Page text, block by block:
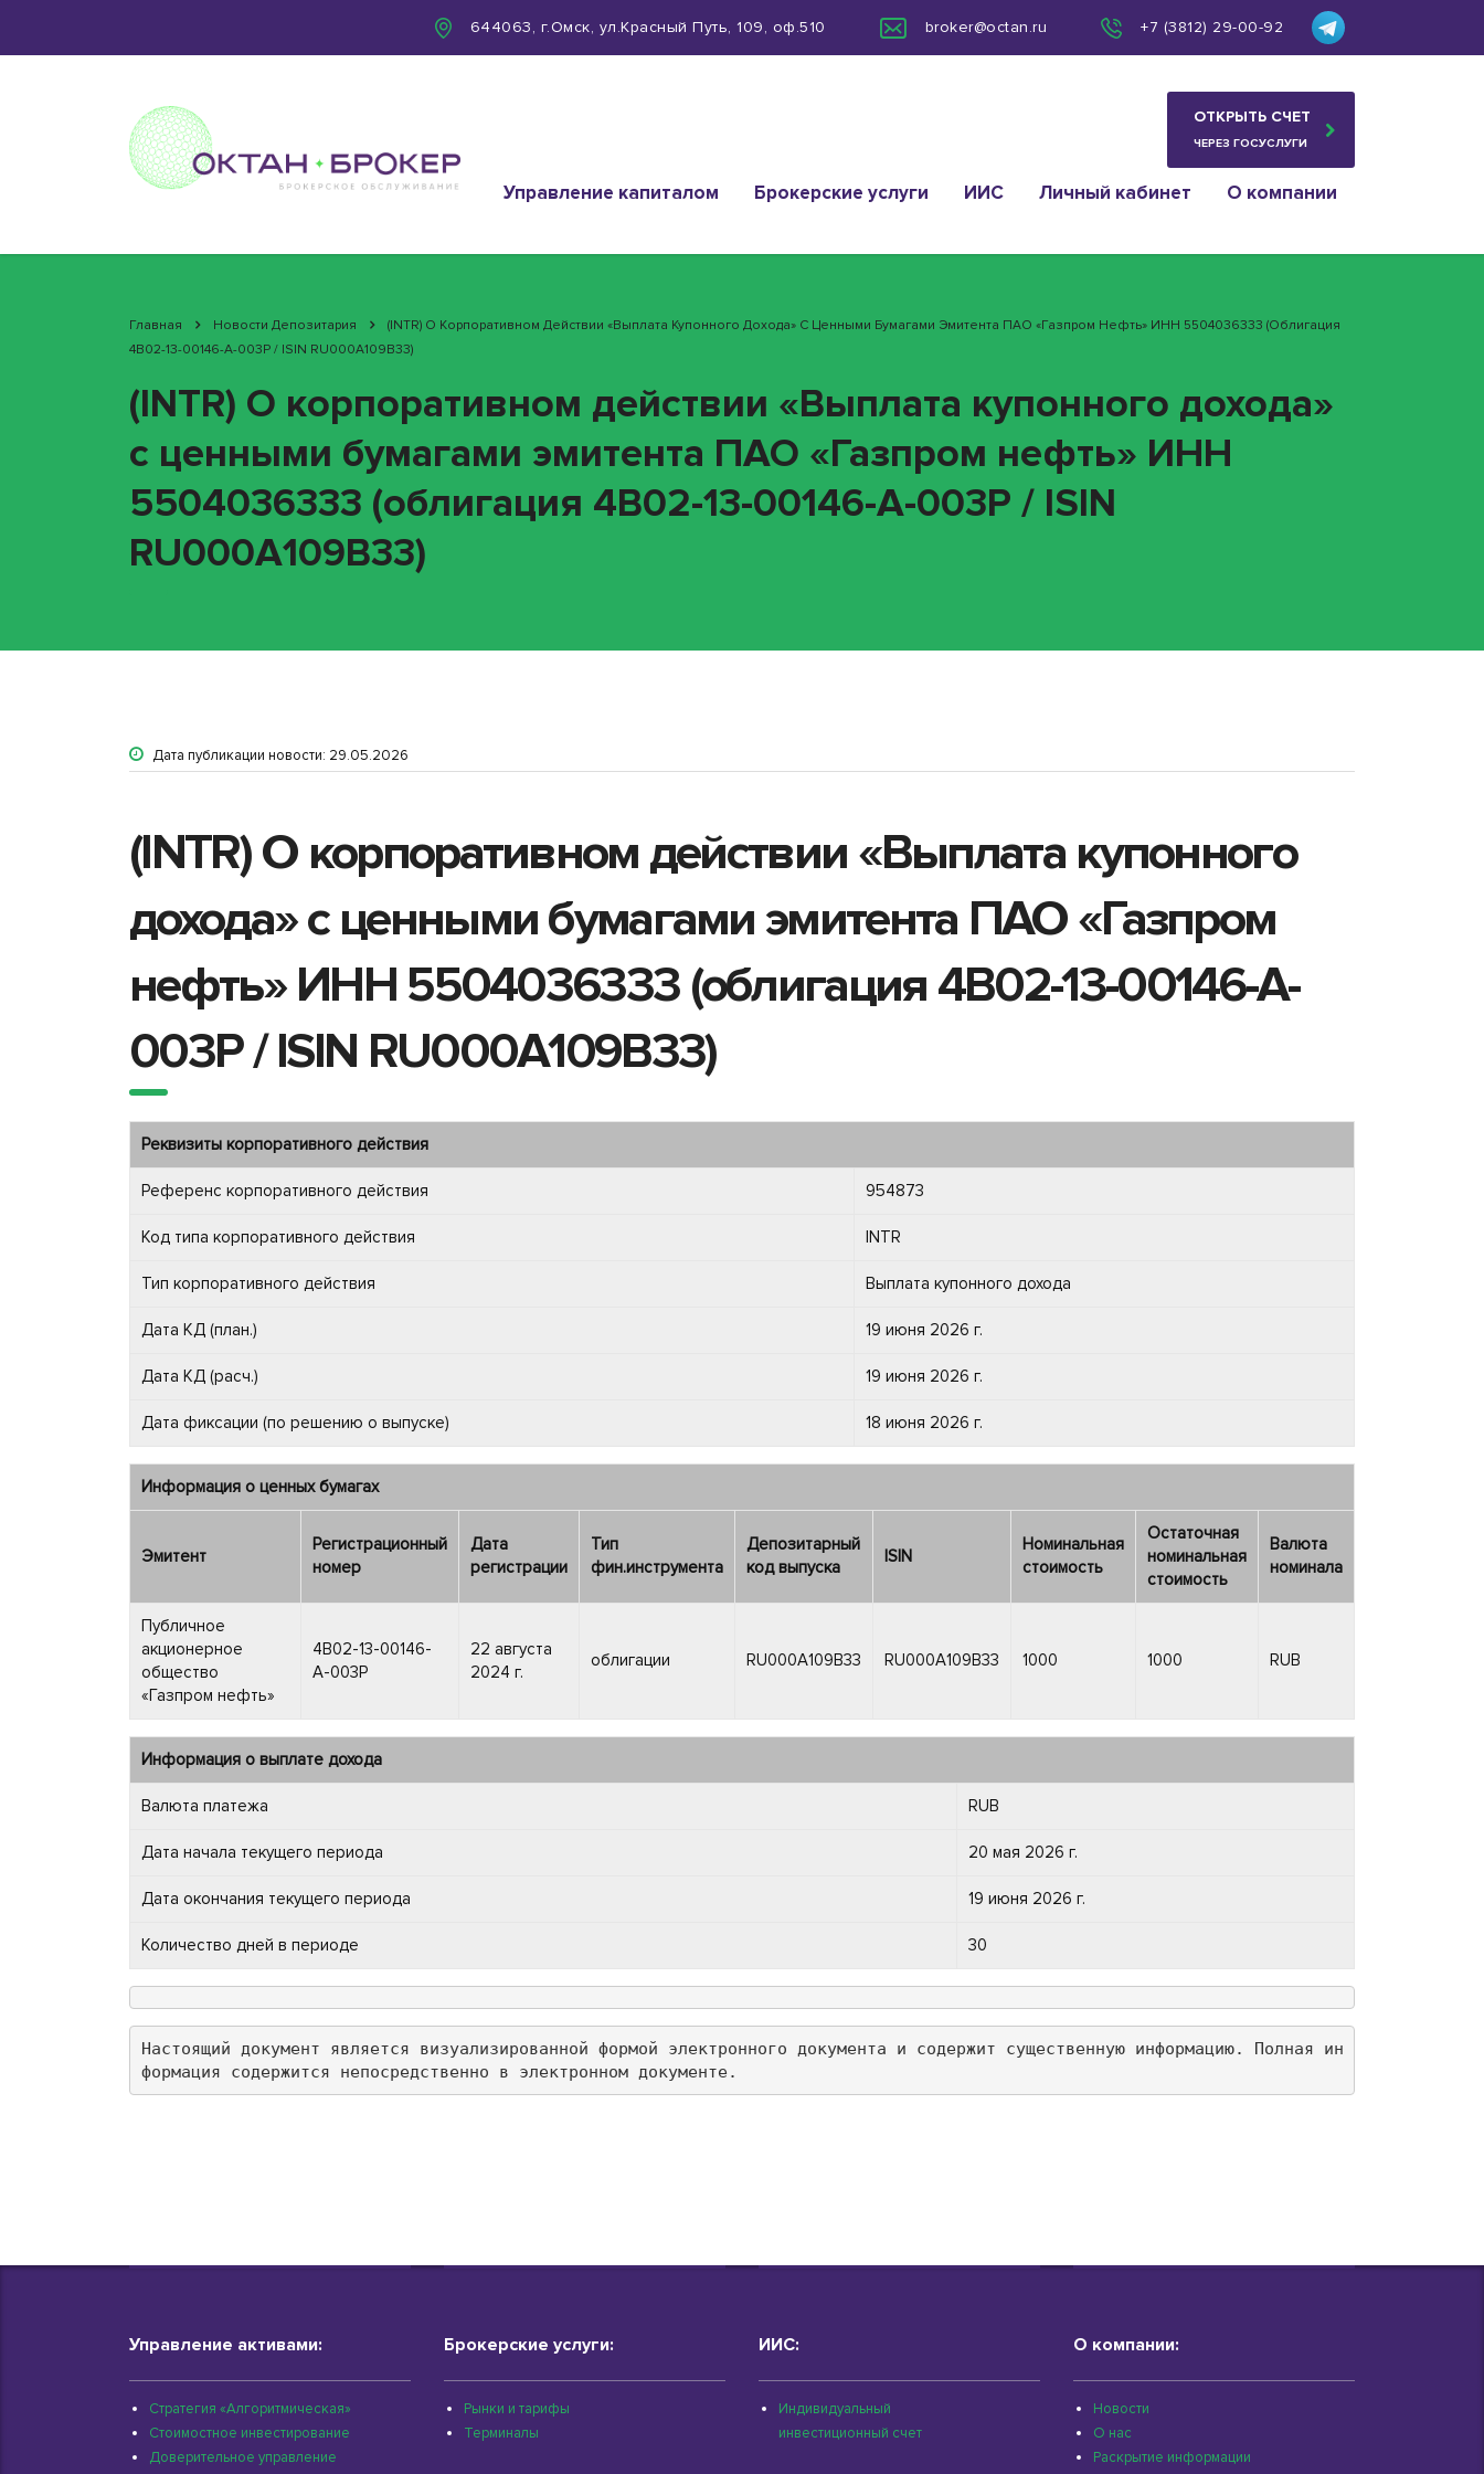
644063, г.Омск, ул.Красный Путь, 109, оф.510 broker@octan.ru +7 (3812) 29-00-92
ОТКРЫТЬ СЧЕТ
ЧЕРЕЗ ГОСУСЛУГИ
Управление капиталом Брокерские услуги ИИС Личный кабинет О компании
Главная Новости Депозитария
(INTR) О Корпоративном Действии «Выплата Купонного Дохода» С Ценными Бумагами Эмитента ПАО «Газпром Нефть» ИНН 5504036333 (облигация
4B02-13-00146-A-003P / ISIN RU000A109B33)
(INTR) О корпоративном действии «Выплата купонного дохода»
с ценными бумагами эмитента ПАО «Газпром нефть» ИНН
5504036333 (облигация 4B02-13-00146-A-003P / ISIN
RU000A109B33)
Дата публикации новости: 29.05.2026
(INTR) О корпоративном действии «Выплата купонного
дохода» с ценными бумагами эмитента ПАО «Газпром
нефть» ИНН 5504036333 (облигация 4B02-13-00146-A-
003P / ISIN RU000A109B33)
Реквизиты корпоративного действия
Референс корпоративного действия 954873
Код типа корпоративного действия INTR
Тип корпоративного действия Выплата купонного дохода
Дата КД (план.) 19 июня 2026 г.
Дата КД (расч.) 19 июня 2026 г.
Дата фиксации (по решению о выпуске) 18 июня 2026 г.
Информация о ценных бумагах
Эмитент
Регистрационный
номер
Дата
регистрации
Тип
фин.инструмента
Депозитарный
код выпуска
ISIN
Номинальная
стоимость
Остаточная
номинальная
стоимость
Валюта
номинала
Публичное
акционерное
общество
«Газпром нефть»
4B02-13-00146-
A-003P
22 августа
2024 г.
облигации RU000A109B33 RU000A109B33 1000 1000 RUB
Информация о выплате дохода
Валюта платежа RUB
Дата начала текущего периода 20 мая 2026 г.
Дата окончания текущего периода 19 июня 2026 г.
Количество дней в периоде 30
Настоящий документ является визуализированной формой электронного документа и содержит существенную информацию. Полная ин
формация содержится непосредственно в электронном документе.
Управление активами:
Стратегия «Алгоритмическая»
Стоимостное инвестирование
Доверительное управление
Брокерские услуги:
Рынки и тарифы
Терминалы
ИИС:
Индивидуальный
инвестиционный счет
О компании:
Новости
О нас
Раскрытие информации